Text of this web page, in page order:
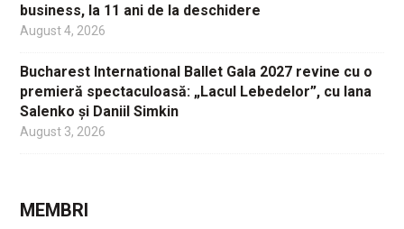
business, la 11 ani de la deschidere
August 4, 2026
Bucharest International Ballet Gala 2027 revine cu o
premieră spectaculoasă: „Lacul Lebedelor”, cu Iana
Salenko și Daniil Simkin
August 3, 2026
MEMBRI